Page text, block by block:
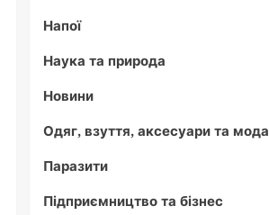
Напої
Наука та природа
Новини
Одяг, взуття, аксесуари та мода
Паразити
Підприємництво та бізнес